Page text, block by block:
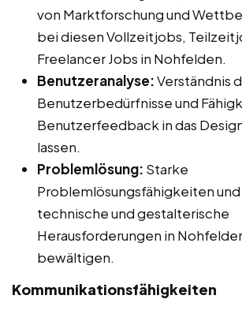
von Marktforschung und
bei diesen Vollzeitjobs,
Freelancer Jobs in Nohfelden.
Benutzeranalyse:Verständnis
Benutzerbedürfnisse und
Benutzerfeedback in das
lassen.
Problemlösung: Starke
Problemlösungsfähigkeiten
technische und gestalterische
Herausforderungen in
bewältigen.
Kommunikationsfähigkeiten